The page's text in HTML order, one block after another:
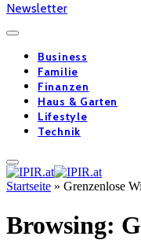
Newsletter
Business
Familie
Finanzen
Haus & Garten
Lifestyle
Technik
Startseite » Grenzenlose
Browsing: